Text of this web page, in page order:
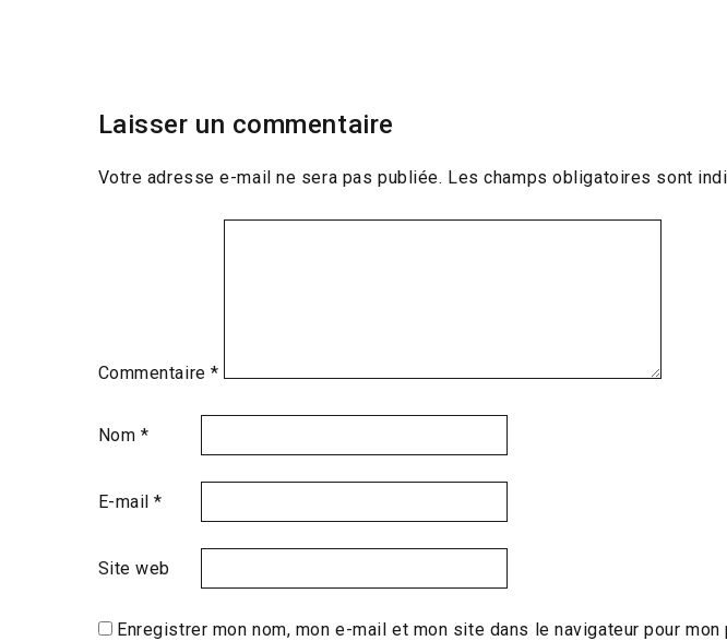
Laisser un commentaire
Votre adresse e-mail ne sera pas publiée. Les champs obligatoires sont
Commentaire*
Nom *
E-mail*
Site web
Enregistrer mon nom, mon e-mail et mon site dans le navigateur pour mon